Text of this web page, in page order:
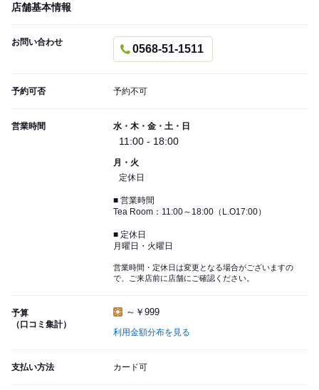
店舗基本情報
お問い合わせ
0568-51-1511
予約可否 予約不可
営業時間 水・木・金・土・日
11:00 - 18:00
月・火
定休日
■ 営業時間
Tea Room：11:00～18:00（L.O17:00）
■ 定休日
月曜日・火曜日
営業時間・定休日は変更となる場合がございますの
で、ご来店前に店舗にご確認ください。
予算
（口コミ集計）
～￥999
利用金額分布を見る
支払い方法 カード可